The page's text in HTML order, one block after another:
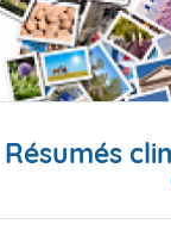
Le
Résumés